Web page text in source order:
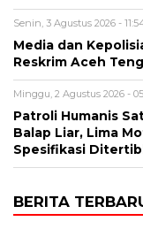
Senin, 3 Agustus 2026 -
Media dan
Reskrim Aceh
Minggu, 2 Agustus 2026 -
Patroli Humanis
Balap Liar, Lima
Spesifikasi
BERITA